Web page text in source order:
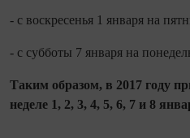
- с воскресенья 1 января на
- с субботы 7 января на
Таким образом, в 2017 году
неделе 1, 2, 3, 4, 5, 6, 7 и 8